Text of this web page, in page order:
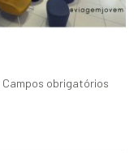
Campos obrigatórios